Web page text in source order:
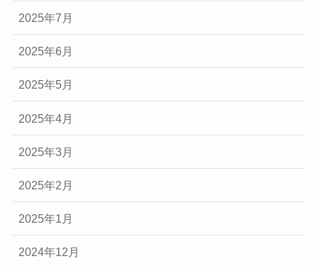
2025年7月
2025年6月
2025年5月
2025年4月
2025年3月
2025年2月
2025年1月
2024年12月